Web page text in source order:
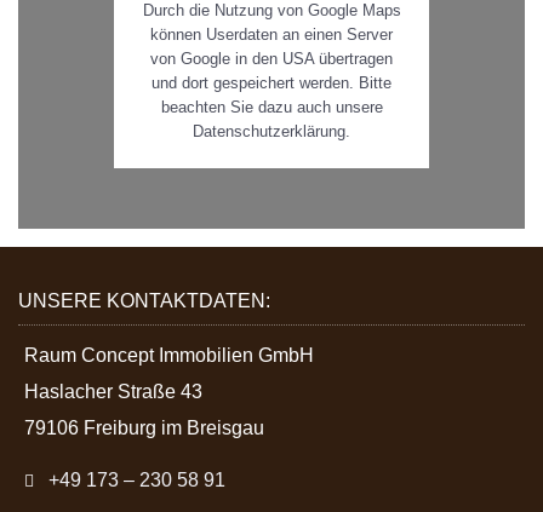
Durch die Nutzung von Google Maps
können Userdaten an einen Server
von Google in den USA übertragen
und dort gespeichert werden. Bitte
beachten Sie dazu auch unsere
Datenschutzerklärung.
UNSERE KONTAKTDATEN:
Raum Concept Immobilien GmbH
Haslacher Straße 43
79106 Freiburg im Breisgau
+49 173 – 230 58 91